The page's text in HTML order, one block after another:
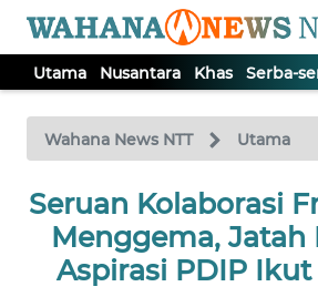
Utama Nusantara Khas Serba-
Wahana News NTT Utama
Seruan Kolaborasi
Menggema, Jatah
Aspirasi PDIP Ikut
TV
Tutup
UTAMA
NUSANTARA